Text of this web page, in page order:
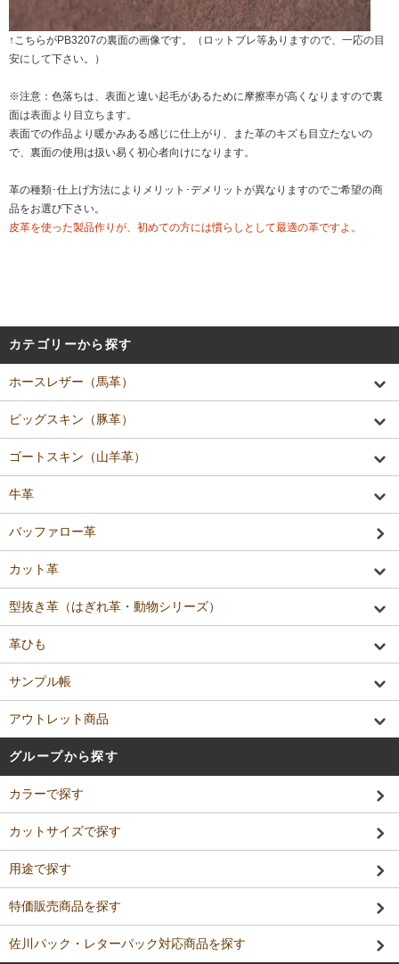
↑こちらがPB3207の裏面の画像です。（ロットブレ等ありますので、一応の目
安にして下さい。）
※注意：色落ちは、表面と違い起毛があるために摩擦率が高くなりますので裏
面は表面より目立ちます。
表面での作品より暖かみある感じに仕上がり、また革のキズも目立たないの
で、裏面の使用は扱い易く初心者向けになります。
革の種類･仕上げ方法によりメリット･デメリットが異なりますのでご希望の商
品をお選び下さい。
皮革を使った製品作りが、初めての方には慣らしとして最適の革ですよ。
カテゴリーから探す
ホースレザー（馬革）
ピッグスキン（豚革）
ゴートスキン（山羊革）
牛革
バッファロー革
カット革
型抜き革（はぎれ革・動物シリーズ）
革ひも
サンプル帳
アウトレット商品
グループから探す
カラーで探す
カットサイズで探す
用途で探す
特価販売商品を探す
佐川パック・レターパック対応商品を探す